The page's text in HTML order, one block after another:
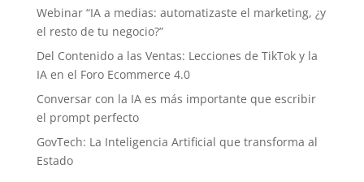
Webinar “IA a medias: automatizaste el marketing, ¿y
el resto de tu negocio?”
Del Contenido a las Ventas: Lecciones de TikTok y la
IA en el Foro Ecommerce 4.0
Conversar con la IA es más importante que escribir
el prompt perfecto
GovTech: La Inteligencia Artificial que transforma al
Estado